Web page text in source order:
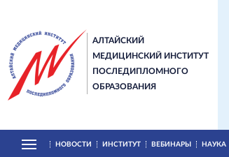
АЛТАЙСКИЙ
МЕДИЦИНСКИЙ ИНСТИТУТ
ПОСЛЕДИПЛОМНОГО
ОБРАЗОВАНИЯ
НОВОСТИ ИНСТИТУТ ВЕБИНАРЫ НАУКА